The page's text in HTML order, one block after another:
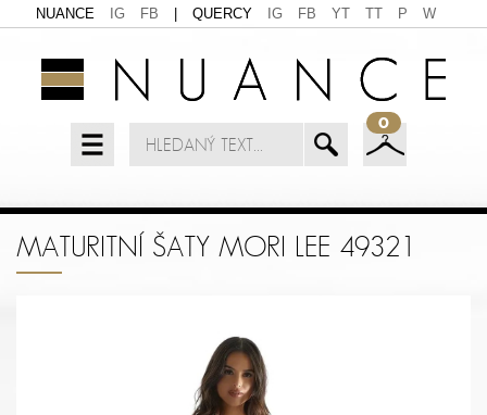
NUANCE IG FB QUERCY IG FB YT TT P W
0
MATURITNÍ ŠATY MORI LEE 49321